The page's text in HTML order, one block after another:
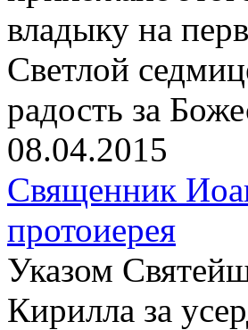
владыку на
Светлой
радость за
08.04.2015
Священник
протоиерея
Указом
Кирилла за